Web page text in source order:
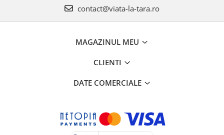
contact@viata-la-tara.ro
MAGAZINUL MEU
CLIENTI
DATE COMERCIALE